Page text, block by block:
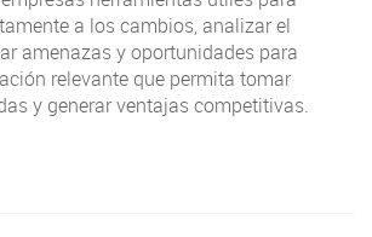
a los cambios, analizar el
amenazas y oportunidades para
relevante que permita tomar
y generar ventajas competitivas.